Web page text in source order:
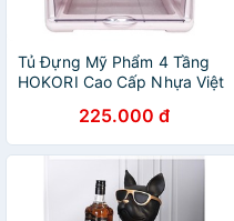
Tủ Đựng Mỹ Phẩm 4 Tầng
HOKORI Cao Cấp Nhựa Việt
Trang Điểm Nhiều Tầng
225.000 đ